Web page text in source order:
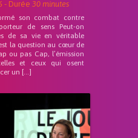
- Durée 30 minutes
son combat contre
de sens Peut-on
de sa vie en véritable
la question au cœur de
ou pas Cap, l’émission
et ceux qui osent
un […]